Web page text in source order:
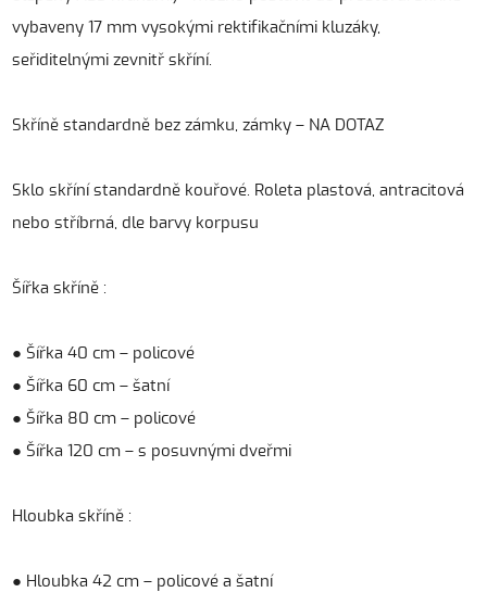
vybaveny 17 mm vysokými rektifikačními kluzáky,
seřiditelnými zevnitř skříní.
Skříně standardně bez zámku, zámky – NA DOTAZ
Sklo skříní standardně kouřové. Roleta plastová, antracitová
nebo stříbrná, dle barvy korpusu
Šířka skříně :
● Šířka 40 cm – policové
● Šířka 60 cm – šatní
● Šířka 80 cm – policové
● Šířka 120 cm – s posuvnými dveřmi
Hloubka skříně :
● Hloubka 42 cm – policové a šatní